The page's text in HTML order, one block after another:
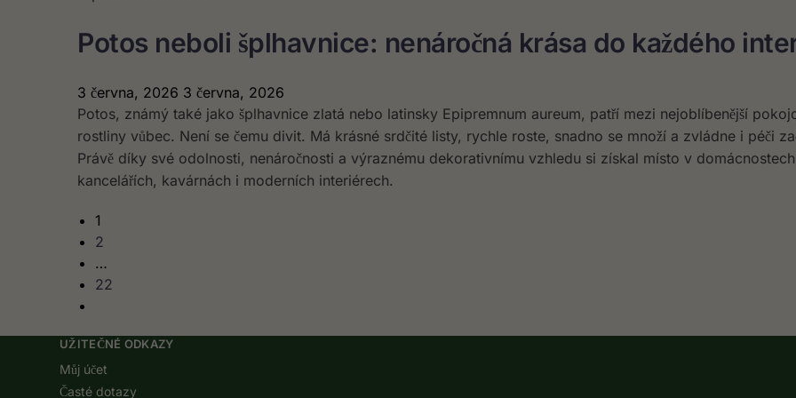
Potos neboli šplhavnice: nenáročná krása do každého
3 června, 2026 3 června, 2026
Potos, známý také jako šplhavnice zlatá nebo latinsky Epipremnum aureum, patří mezi nejoblíbenější
rostliny vůbec. Není se čemu divit. Má krásné srdčité listy, rychle roste, snadno se množí a zvládne i péči
Právě díky své odolnosti, nenáročnosti a výraznému dekorativnímu vzhledu si získal místo v
kancelářích, kavárnách i moderních interiérech.
1
2
…
22
UŽITEČNÉ ODKAZY
Můj účet
Časté dotazy